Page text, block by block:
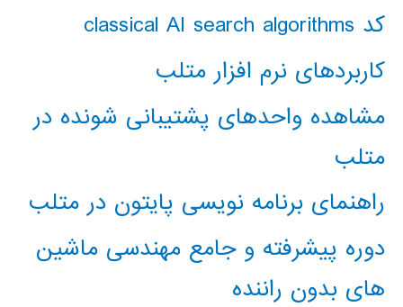
کد classical AI search algorithms
کاربردهای نرم افزار متلب
مشاهده واحدهای پشتیبانی شونده در
متلب
راهنمای برنامه نویسی پایتون در متلب
دوره پیشرفته و جامع مهندسی ماشین
های بدون راننده